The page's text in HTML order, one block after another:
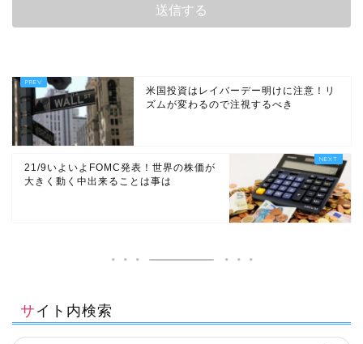
米国投資はレイバーデー明けに注意！リ
ズムが変わるので注視するべき
21/9いよいよFOMC発表！世界の株価が
大きく動く中出来ることは事は
サイト内検索